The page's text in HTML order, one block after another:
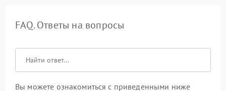
FAQ. Ответы на вопросы
Вы можете ознакомиться с приведенными ниже